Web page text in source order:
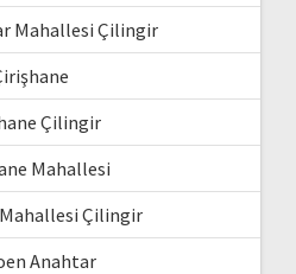
Mahallesi Çilingir
Çilingir
Mahallesi
Çilingir
Anahtar